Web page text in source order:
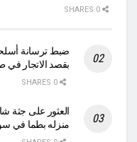
ضبط ترسانة
بقصد الاتجار في
العثور على جثة
منزله بطما في